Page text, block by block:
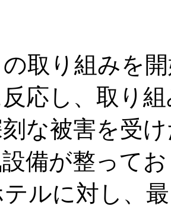
取り組みを
応し、取り
な被害を受
備が整って
ルに対し、